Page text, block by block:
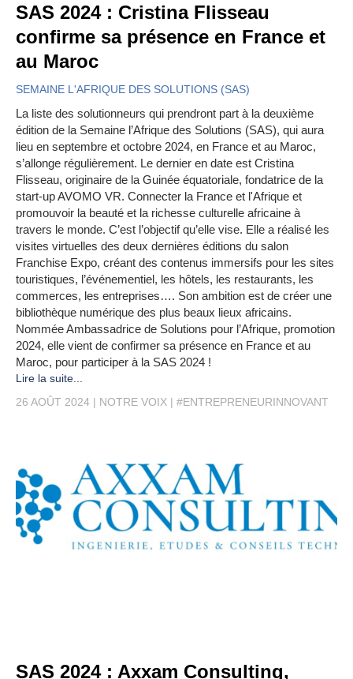
SAS 2024 : Cristina Flisseau
confirme sa présence en France et
au Maroc
SEMAINE L'AFRIQUE DES SOLUTIONS (SAS)
La liste des solutionneurs qui prendront part à la deuxième
édition de la Semaine l’Afrique des Solutions (SAS), qui aura
lieu en septembre et octobre 2024, en France et au Maroc,
s’allonge régulièrement. Le dernier en date est Cristina
Flisseau, originaire de la Guinée équatoriale, fondatrice de la
start-up AVOMO VR. Connecter la France et l'Afrique et
promouvoir la beauté et la richesse culturelle africaine à
travers le monde. C’est l’objectif qu’elle vise. Elle a réalisé les
visites virtuelles des deux dernières éditions du salon
Franchise Expo, créant des contenus immersifs pour les sites
touristiques, l’événementiel, les hôtels, les restaurants, les
commerces, les entreprises…. Son ambition est de créer une
bibliothèque numérique des plus beaux lieux africains.
Nommée Ambassadrice de Solutions pour l’Afrique, promotion
2024, elle vient de confirmer sa présence en France et au
Maroc, pour participer à la SAS 2024 !
Lire la suite...
26 AOÛT 2024
NOTRE VOIX #ENTREPRENEURINNOVANT
SAS 2024 : Axxam Consulting,